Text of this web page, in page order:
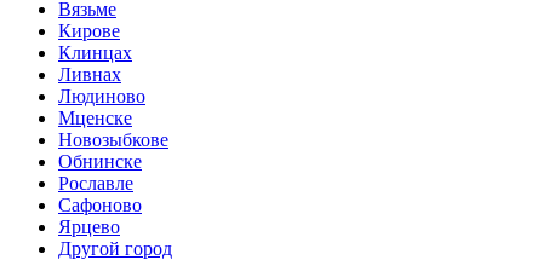
Вязьме
Кирове
Клинцах
Ливнах
Людиново
Мценске
Новозыбкове
Обнинске
Рославле
Сафоново
Ярцево
Другой город